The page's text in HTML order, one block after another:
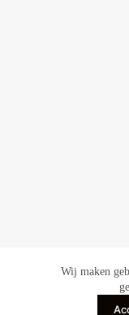
Wij maken